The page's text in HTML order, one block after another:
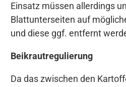
Einsatz müssen allerdings
Blattunterseiten auf
und diese ggf. entfernt
Beikrautregulierung
Da das zwischen den